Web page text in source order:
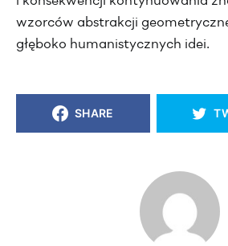
wzorców abstrakcji
głęboko humanistycznych idei.
SHARE